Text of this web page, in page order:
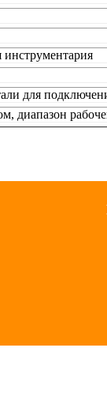
инструментария
для
диапазон